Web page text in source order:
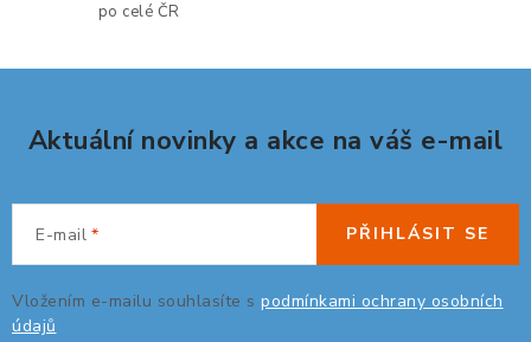
i
u
po celé ČR
Aktuální novinky a akce na váš e-mail
E-mail
Vložením e-mailu souhlasíte s podmínkami ochrany osobních
údajů
PŘIHLÁSIT SE